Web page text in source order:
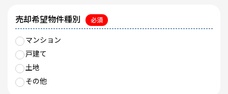
売却希望物件種別 必須
マンション
戸建て
土地
その他